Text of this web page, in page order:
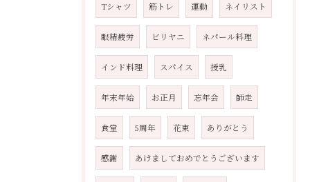
Tシャツ 筋トレ 運動 ネイリスト
眼精疲労 ビリヤニ ネパール料理
インド料理 スパイス 授乳
年末年始 お正月 忘年会 師走
食堂 5周年 花束 ありがとう
感謝 あけましておめでとうございます